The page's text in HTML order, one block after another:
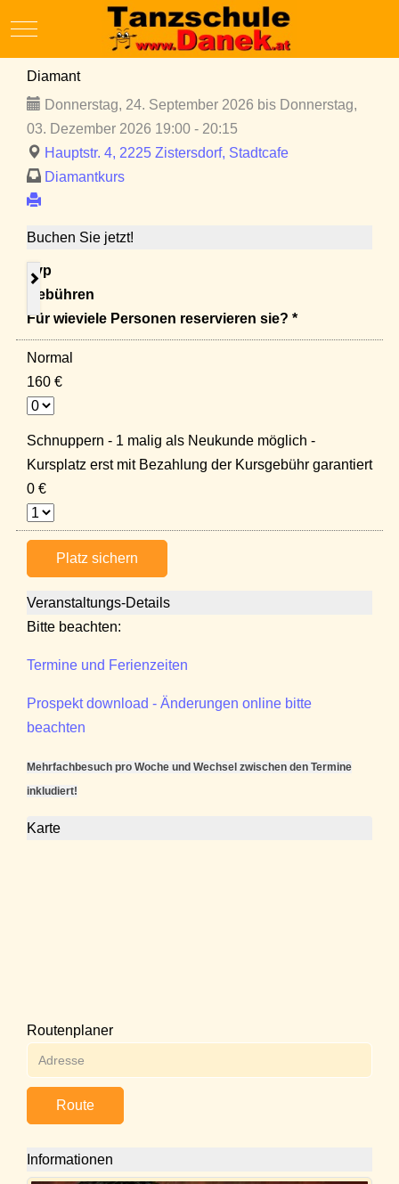
Mobile Menu Toggle
Diamant
Donnerstag, 24. September 2026 bis Donnerstag,
03. Dezember 2026 19:00 - 20:15
Hauptstr. 4, 2225 Zistersdorf, Stadtcafe
Diamantkurs
Buchen Sie jetzt!
Typ
Gebühren
Für wieviele Personen reservieren sie? *
Normal
160 €
Schnuppern - 1 malig als Neukunde möglich -
Kursplatz erst mit Bezahlung der Kursgebühr garantiert
0 €
Platz sichern
Veranstaltungs-Details
Bitte beachten:
Termine und Ferienzeiten
Prospekt download - Änderungen online bitte
beachten
Mehrfachbesuch pro Woche und Wechsel zwischen den Termine
inkludiert!
Karte
Routenplaner
Route
Informationen